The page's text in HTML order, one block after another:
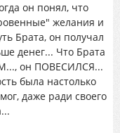
он понял, что
желания и
Брата, он получал
денег... Что Брата
он ПОВЕСИЛСЯ...
была настолько
даже ради своего